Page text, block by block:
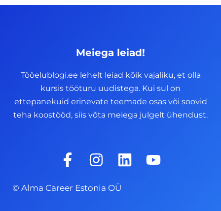
Meiega leiad!
Tööelublogi.ee lehelt leiad kõik vajaliku, et olla
kursis tööturu uudistega. Kui sul on
ettepanekuid erinevate teemade osas või soovid
teha koostööd, siis võta meiega julgelt ühendust.
F
a
e
I
n
s
t
L
i
Y
o
© Alma Career Estonia OÜ